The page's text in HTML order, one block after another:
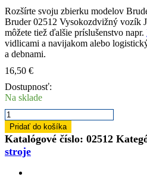
Rozšírte svoju zbierku modelov
Bruder02512 Vysokozdvižný vozík
môžete tiež ďalšie príslušenstvo napr.
vidlicami a navijakom alebo
a debnami.
16,50 €
Dostupnosť:
Na sklade
množstvo
Bruder
02512
JCB
vysokozdvižný
Pridať do košíka
Katalógové číslo: 02512
stroje